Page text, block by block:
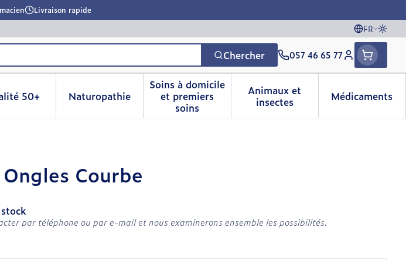
Livraison rapide
FR
Langues
Chercher 057 46 65 77
Menu client
hygiène
Régime, alimentation & vitamines
pour la catégorie Grossesse et enfants
50+
Afficher le sous-menu pour la catégorie Vitalité 50+
NaturopathieAfficher le sous-menu pour la catégorie Naturopathie
Soins à domicile
et premiers
soins
Afficher le sous-menu pour la catégorie Soins
Animaux et
insectes
Afficher le sous-menu pour
Médicaments
Afficher
Courbe
par téléphone ou par e-mail et nous examinerons ensemble les possibilités.